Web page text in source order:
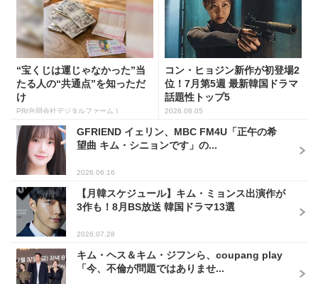
“宝くじは運じゃなかった”当
たる人の“共通点”を知っただ
け
PR(合同会社デジタルファーム )
コン・ヒョジン新作が初登場2
位！7月第5週 最新韓国ドラマ
話題性トップ5
2026.08.05
GFRIEND イェリン、MBC FM4U「正午の希
望曲 キム・シニョンです」の...
2026.06.16
【月韓スケジュール】キム・ミョンス出演作が
3作も！8月BS放送 韓国ドラマ13選
2026.07.28
キム・ヘス＆キム・ジフンら、coupang play
「今、不倫が問題ではありませ...